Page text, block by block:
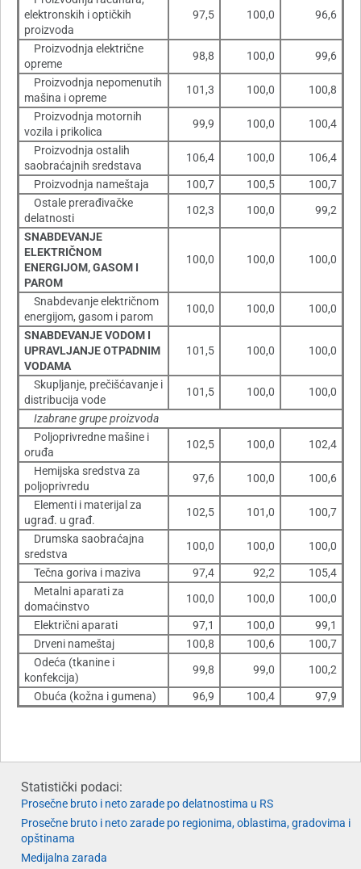
elektronskih i optičkih
proizvoda
97,5 100,0 96,6
Proizvodnja električne
opreme
98,8 100,0 99,6
Proizvodnja nepomenutih
mašina i opreme
101,3 100,0 100,8
Proizvodnja motornih
vozila i prikolica
99,9 100,0 100,4
Proizvodnja ostalih
saobraćajnih sredstava
106,4 100,0 106,4
Proizvodnja nameštaja 100,7 100,5
100,7
Ostale prerađivačke
delatnosti
102,3 100,0 99,2
SNABDEVANJE
ELEKTRIČNOM
ENERGIJOM, GASOM I
PAROM
100,0 100,0 100,0
Snabdevanje električnom
energijom, gasom i parom
100,0 100,0 100,0
SNABDEVANJE VODOM I
UPRAVLJANJE OTPADNIM
VODAMA
101,5 100,0 100,0
Skupljanje, prečišćavanje i
distribucija vode
101,5 100,0 100,0
Izabrane grupe proizvoda
Poljoprivredne mašine i
oruđa
102,5 100,0 102,4
Hemijska sredstva za
poljoprivredu
97,6 100,0 100,6
Elementi i materijal za
ugrađ. u građ.
102,5 101,0 100,7
Drumska saobraćajna
sredstva
100,0 100,0 100,0
Tečna goriva i maziva 97,4 92,2
105,4
Metalni aparati za
domaćinstvo
100,0 100,0 100,0
Električni aparati 97,1 100,0
99,1
Drveni nameštaj
100,8 100,6
100,7
Odeća (tkanine i
konfekcija)
99,8 99,0 100,2
Obuća (kožna i gumena) 96,9 100,4 97,9
Statistički podaci:
Prosečne bruto i neto zarade po delatnostima u RS
Prosečne bruto i neto zarade po regionima, oblastima, gradovima i
opštinama
Medijalna zarada